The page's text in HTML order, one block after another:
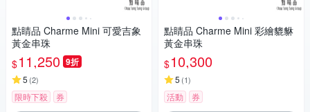
點睛品 Charme Mini 可愛吉象
黃金串珠
$11,250 9折
5 (2)
限時下殺 券
點睛品 Charme Mini 彩繪貔貅
黃金串珠
$10,300
5 (1)
活動 券